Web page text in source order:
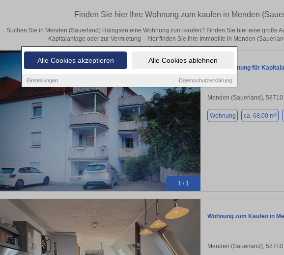
Alle Cookies akzeptieren Alle Cookies ablehnen
Einstellungen Datenschutzerklärung
Finden Sie hier Ihre Wohnung zum kaufen in Menden
Suchen Sie in Menden (Sauerland) Hüingsen eine Wohnung zum kaufen? Finden Sie hier eine große
Kapitalanlage oder zur Vermietung – hier finden Sie Ihre Immobilie in Menden
1 / 1
68qm Wohnung für
Menden (Sauerland), 58710
Wohnung ca. 68,00 m²
Wohnung zum Kaufen in
Menden (Sauerland), 58710